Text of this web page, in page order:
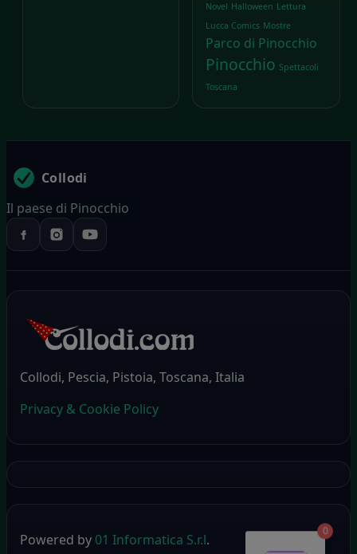
Novel Halloween Lettura
Lucca Comics Mostre
Parco di Pinocchio
Pinocchio Spettacoli
Toscana
Collodi
Il paese di Pinocchio
Collodi, Pescia, Pistoia, Toscana, Italia
Privacy & Cookie Policy
Powered by 01 Informatica S.r.l. 0